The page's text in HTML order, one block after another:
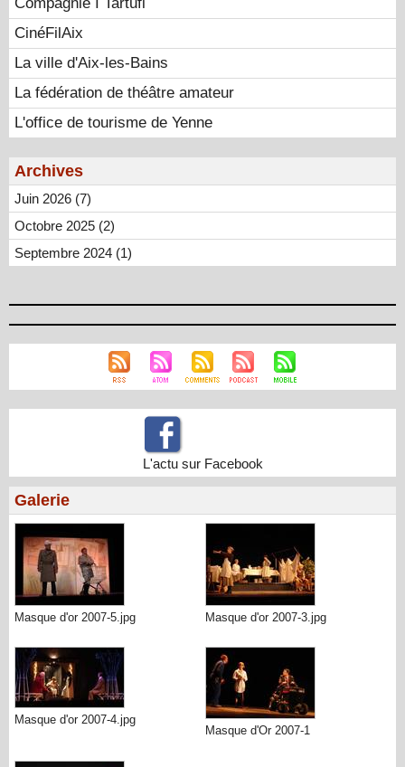
CinéFilAix
La ville d'Aix-les-Bains
La fédération de théâtre amateur
L'office de tourisme de Yenne
Archives
Juin 2026 (7)
Octobre 2025 (2)
Septembre 2024 (1)
L'actu sur Facebook
Galerie
Masque d'or 2007-5.jpg Masque d'or 2007-3.jpg
Masque d'or 2007-4.jpg
Masque d'Or 2007-1